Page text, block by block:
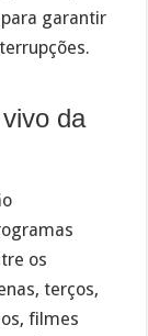
garantir
da
os
terços,
filmes